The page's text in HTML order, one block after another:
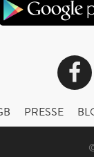
PRESSE